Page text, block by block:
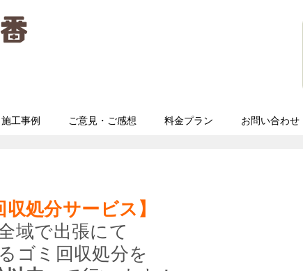
施工事例 ご意見・ご感想 料金プラン お問い合わせ
処分サービス】
域で出張にて
ゴミ回収処分を